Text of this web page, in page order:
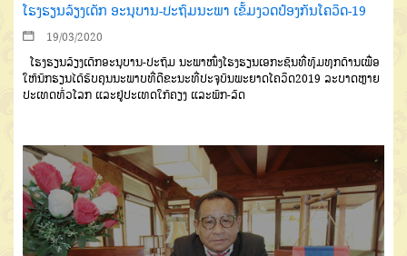
ໂຮງຮຽນລ້ຽງເດັກ ອະນຸບານ-ປະຖົມນະພາ ເຂັ້ມງວດປ້ອງກັນໂຄວິດ-19
19/03/2020
ໂຮງຮຽນລ້ຽງເດັກອະນຸບານ-ປະຖົມ ນະພາໜຶ່ງໂຮງຮຽນເອກະຊົນທີ່ທຸ້ມທຸກດ້ານເພື່ອ
ໃຫ້ນັກຮຽນໄດ້ຮັບຄຸນນະພາບທີ່ດຂະນະທີ່ປະຈຸບັນພະຍາດໂຄວິດ2019 ລະບາດຫຼາຍ
ປະເທດທົ່ວໂລກ ແລະຢູ່ປະເທດໃກ້ຄຽງ ແລະພັກ-ລັດ